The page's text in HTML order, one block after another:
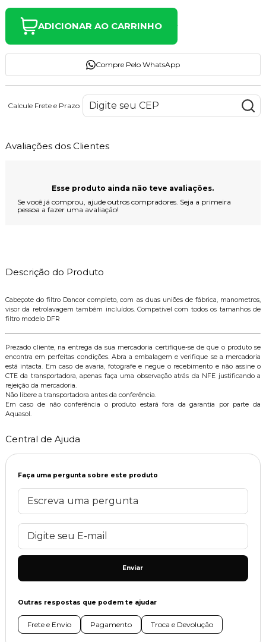
ADICIONAR AO CARRINHO
Compre Pelo WhatsApp
Calcule Frete e Prazo
Avaliações dos Clientes
Esse produto ainda não teve avaliações.
Se você já comprou, ajude outros compradores. Seja a primeira
pessoa a fazer uma avaliação!
Descrição do Produto
Cabeçote do filtro Dancor completo, com as duas uniões de fábrica, manometros,
visor da retrolavagem também incluídos. Compativel com todos os tamanhos de
filtro modelo DFR
Prezado cliente, na entrega da sua mercadoria certifique-se de que o produto se
encontra em perfeitas condições. Abra a embalagem e verifique se a mercadoria
está intacta. Em caso de avaria, fotografe e negue o recebimento e não assine o
CTE da transportadora, apenas faça uma observação atrás da NFE justificando a
rejeição da mercadoria.
Não libere a transportadora antes da conferência.
Em caso de não conferência o produto estará fora da garantia por parte da
Aquasol.
Central de Ajuda
Faça uma pergunta sobre este produto
Enviar
Outras respostas que podem te ajudar
Frete e Envio Pagamento Troca e Devolução